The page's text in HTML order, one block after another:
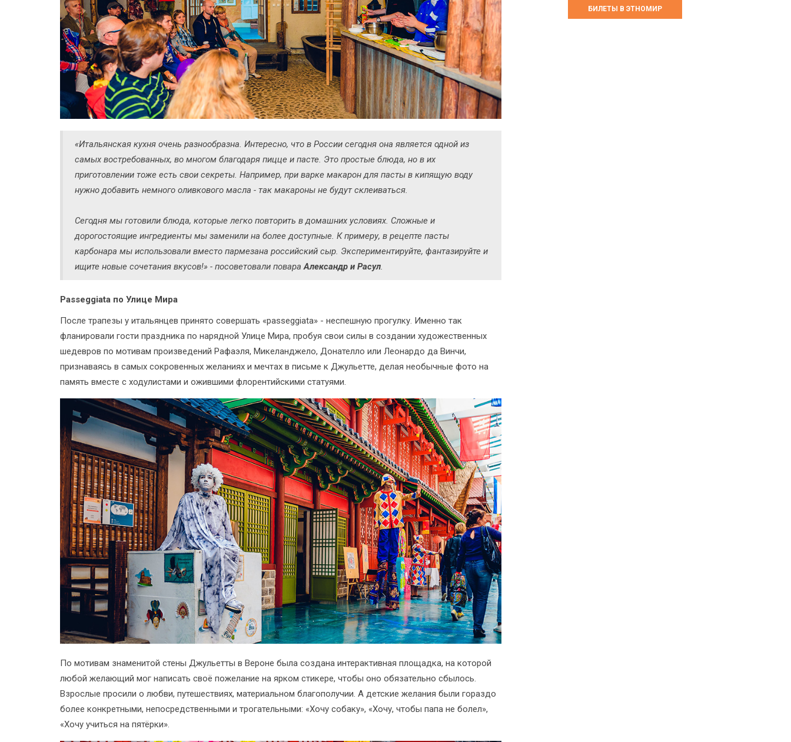
«Итальянская кухня очень разнообразна. Интересно, что в России сегодня она является одной из
самых востребованных, во многом благодаря пицце и пасте. Это простые блюда, но в их
приготовлении тоже есть свои секреты. Например, при варке макарон для пасты в кипящую воду
нужно добавить немного оливкового масла - так макароны не будут склеиваться.
Сегодня мы готовили блюда, которые легко повторить в домашних условиях. Сложные и
дорогостоящие ингредиенты мы заменили на более доступные. К примеру, в рецепте пасты
карбонара мы использовали вместо пармезана российский сыр. Экспериментируйте, фантазируйте и
ищите новые сочетания вкусов!» - посоветовали повараАлександр и Расул.
Рasseggiata по Улице Мира
После трапезы у итальянцев принято совершать «passeggiata» - неспешную прогулку. Именно так
фланировали гости праздника по нарядной Улице Мира, пробуя свои силы в создании художественных
шедевров по мотивам произведений Рафаэля, Микеланджело, Донателло или Леонардо да Винчи,
признаваясь в самых сокровенных желаниях и мечтах в письме к Джульетте, делая необычные фото на
память вместе с ходулистами и ожившими флорентийскими статуями.
По мотивам знаменитой стены Джульетты в Вероне была создана интерактивная площадка, на которой
любой желающий мог написать своё пожелание на ярком стикере, чтобы оно обязательно сбылось.
Взрослые просили о любви, путешествиях, материальном благополучии. А детские желания были гораздо
более конкретными, непосредственными и трогательными: «Хочу собаку», «Хочу, чтобы папа не болел»,
«Хочу учиться на пятёрки».
БИЛЕТЫ В ЭТНОМИР